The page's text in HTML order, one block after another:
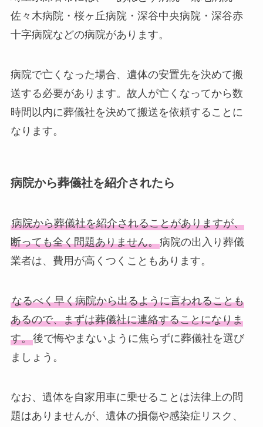
佐々木病院・桜ヶ丘病院・深谷中央病院・深谷赤
十字病院などの病院があります。
病院で亡くなった場合、遺体の安置先を決めて搬
送する必要があります。故人が亡くなってから数
時間以内に葬儀社を決めて搬送を依頼することに
なります。
病院から葬儀社を紹介されたら
病院から葬儀社を紹介されることがありますが、
断っても全く問題ありません。病院の出入り葬儀
業者は、費用が高くつくこともあります。
なるべく早く病院から出るように言われることも
あるので、まずは葬儀社に連絡することになりま
す。後で悔やまないように焦らずに葬儀社を選び
ましょう。
なお、遺体を自家用車に乗せることは法律上の問
題はありませんが、遺体の損傷や感染症リスク、